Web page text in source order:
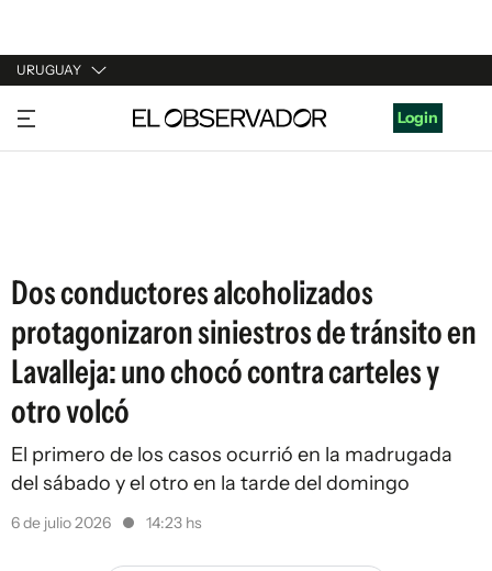
URUGUAY
URUGUAY
ARGENTINA
Login
Dos conductores alcoholizados
protagonizaron siniestros de tránsito en
Lavalleja: uno chocó contra carteles y
otro volcó
El primero de los casos ocurrió en la madrugada
del sábado y el otro en la tarde del domingo
6 de julio 2026 14:23 hs